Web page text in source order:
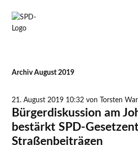
Archiv August 2019
21. August 2019 10:32von Torsten
Bürgerdiskussion am
bestärkt SPD-
Straßenbeiträgen